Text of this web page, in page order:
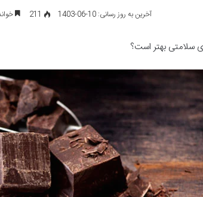
آخرین به روز رسانی: 10-06-1403 211 خواندن
سلامتی بهتر است؟